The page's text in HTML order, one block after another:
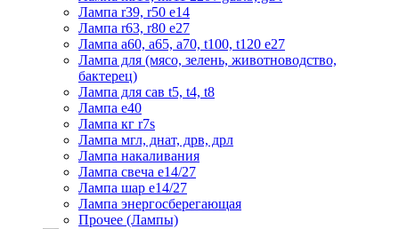
Лампа r39, r50 е14
Лампа r63, r80 е27
Лампа а60, а65, а70, t100, t120 е27
Лампа для (мясо, зелень, животноводство,
бактерец)
Лампа для сав t5, t4, t8
Лампа е40
Лампа кг r7s
Лампа мгл, днат, дрв, дрл
Лампа накаливания
Лампа свеча е14/27
Лампа шар е14/27
Лампа энергосберегающая
Прочее (Лампы)